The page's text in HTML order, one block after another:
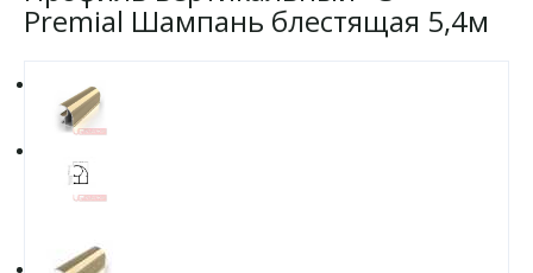
Premial Шампань блестящая 5,4м